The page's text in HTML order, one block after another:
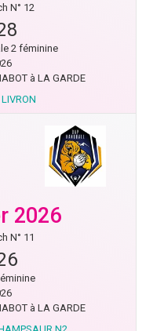
N° 12
2 féminine
à LA GARDE
2026
N° 11
à LA GARDE